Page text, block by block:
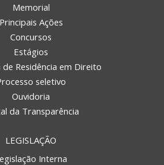
Memorial
Principais Ações
Concursos
Estágios
Residência em Direito
seletivo
Ouvidoria
da Transparência
LEGISLAÇÃO
Interna